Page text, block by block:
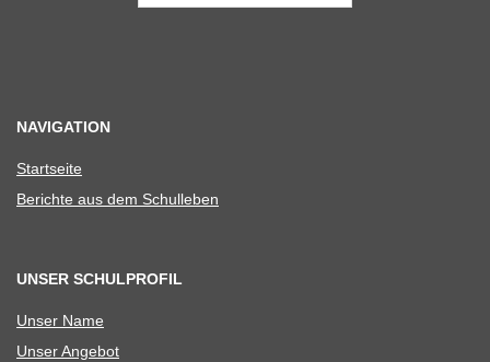
NAVIGATION
Start­seite
Berichte aus dem Schulleben
UNSER SCHULPROFIL
Unser Name
Unser Ange­bot